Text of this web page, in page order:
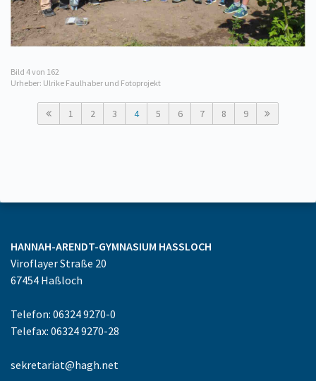
Bild 4von 162
Urheber: Ulrike Faulhaber und Fotoprojekt
1 2 3 4 5 6 7 8 9
HANNAH-ARENDT-GYMNASIUM HASSLOCH
Viroflayer Straße 20
67454 Haßloch
Telefon: 06324 9270-0
Telefax: 06324 9270-28
sekretariat@hagh.net